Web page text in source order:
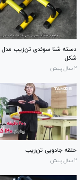
شکل
۲ سال پیش
حلقه جادویی تن‌زیب
۲ سال پیش